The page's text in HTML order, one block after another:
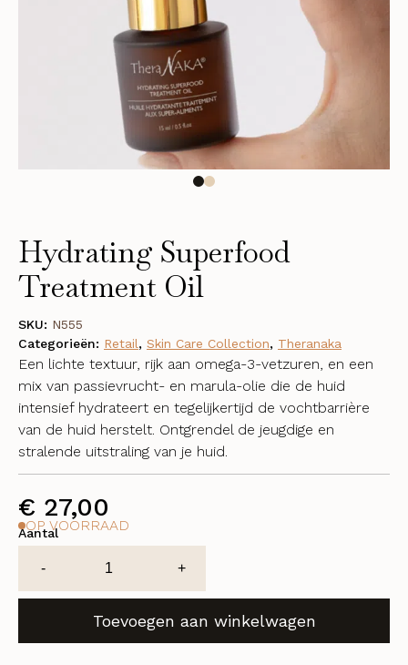
Hydrating Superfood
Treatment Oil
€ 27,00
Een lichte textuur, rijk aan omega-3-vetzuren, en een
mix van passievrucht- en marula-olie die de huid
intensief hydrateert en tegelijkertijd de vochtbarrière
van de huid herstelt. Ontgrendel de jeugdige en
stralende uitstraling van je huid.
OP VOORRAAD
Aantal
-
Superfood
Treatment
aantal
+
Toevoegen aan winkelwagen
SKU: N555
Categorieën: Retail, Skin Care Collection, Theranaka